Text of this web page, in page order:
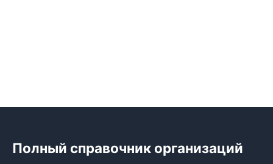
Полный справочник организаций